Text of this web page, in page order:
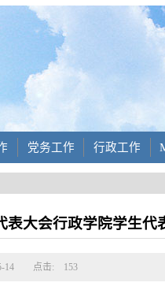
党务工作 行政工作
大会行政学院学生代
14 点击: 153